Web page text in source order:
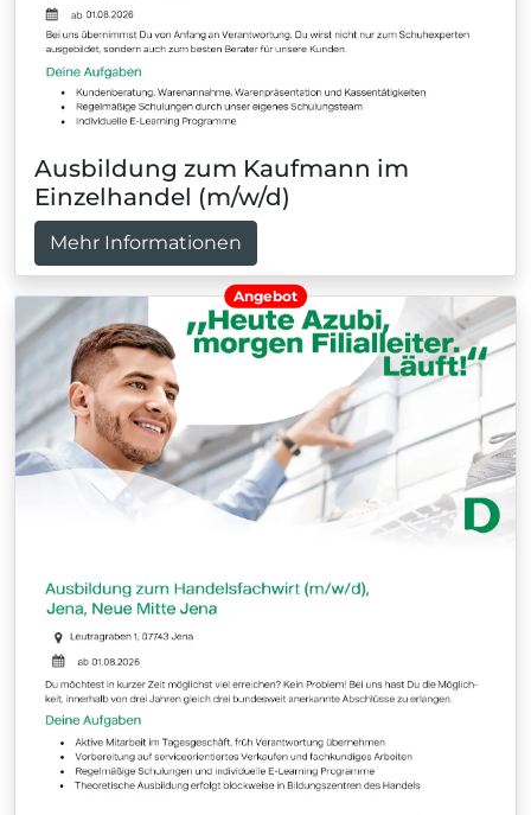
Ausbildung zum Kaufmann im
Einzelhandel (m/w/d)
Mehr Informationen
Angebot